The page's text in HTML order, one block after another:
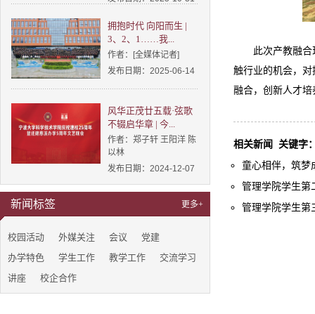
拥抱时代 向阳而生 |
3、2、1……我...
作者：[全媒体记者]
发布日期：2025-06-14
风华正茂廿五载·弦歌
不辍启华章 | 今...
作者：郑子轩 王阳洋 陈
以林
发布日期：2024-12-07
新闻标签 更多+
校园活动 外媒关注 会议
党建
办学特色
学生工作 教学工作
交流学习
讲座
校企合作
此次产教融
触行业的机会，
融合，创新人才
相关新闻
关键字
童心相伴，筑梦
管理学院学生第
管理学院学生第